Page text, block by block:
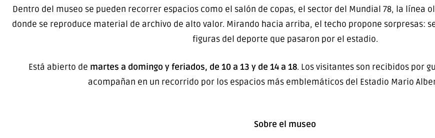
Dentro del museo se pueden recorrer espacios como el salón de copas, el sector del Mundial 78, la línea
donde se reproduce material de archivo de alto valor. Mirando hacia arriba, el techo propone sorpresas:
figuras del deporte que pasaron por el estadio.
Está abierto de martes a domingo y feriados, de 10 a 13 y de 14 a 18. Los visitantes son recibidos por
acompañan en un recorrido por los espacios más emblemáticos del Estadio Mario
Sobre el museo